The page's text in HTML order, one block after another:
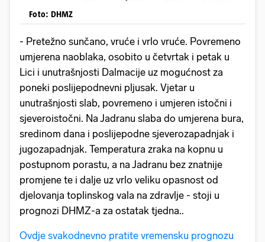
Foto: DHMZ
- Pretežno sunčano, vruće i vrlo vruće. Povremeno
umjerena naoblaka, osobito u četvrtak i petak u
Lici i unutrašnjosti Dalmacije uz mogućnost za
poneki poslijepodnevni pljusak. Vjetar u
unutrašnjosti slab, povremeno i umjeren istočni i
sjeveroistočni. Na Jadranu slaba do umjerena bura,
sredinom dana i poslijepodne sjeverozapadnjak i
jugozapadnjak. Temperatura zraka na kopnu u
postupnom porastu, a na Jadranu bez znatnije
promjene te i dalje uz vrlo veliku opasnost od
djelovanja toplinskog vala na zdravlje - stoji u
prognozi DHMZ-a za ostatak tjedna..
Ovdje svakodnevno pratite vremensku prognozu